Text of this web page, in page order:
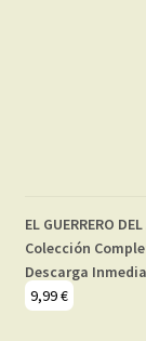
EL GUERRERO
Colección
Descarga
9,99€